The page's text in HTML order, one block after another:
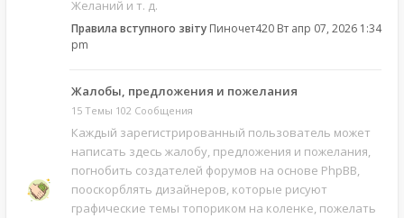
Желаний и т. д.
Правила вступного звіту Пиночет420 Вт апр 07, 2026 1:34
pm
Жалобы, предложения и пожелания
15 Темы 102 Сообщения
Каждый зарегистрированный пользователь может
написать здесь жалобу, предложения и пожелания,
погнобить создателей форумов на основе PhpBB,
пооскорблять дизайнеров, которые рисуют
графические темы топориком на коленке, пожелать